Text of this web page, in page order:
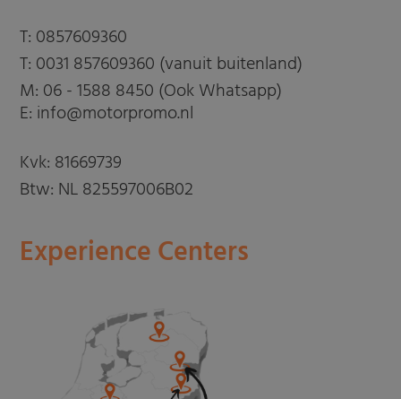
T: 0857609360
T: 0031 857609360 (vanuit buitenland)
M: 06 - 1588 8450 (Ook Whatsapp)
E: info@motorpromo.nl
Kvk: 81669739
Btw: NL 825597006B02
Experience Centers